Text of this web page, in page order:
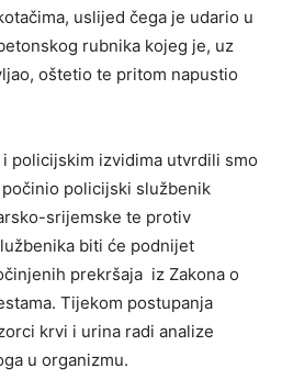
uslijed čega je udario u
rubnika kojeg je, uz
oštetio te pritom napustio
policijskim izvidima utvrdili smo
policijski službenik
srijemske te protiv
biti će podnijet
prekršaja iz Zakona o
Tijekom postupanja
krvi i urina radi analize
u organizmu.